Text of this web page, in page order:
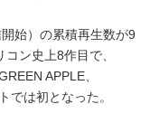
始）の累積再生数が9
ン史上8作目で、
APPLE、
では初となった。